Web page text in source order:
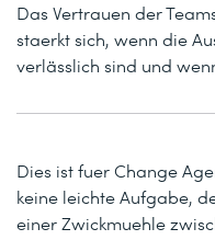
Das Vertrauen der
staerkt sich, wenn die
verlässlich sind und
Dies ist fuer Change
keine leichte Aufgabe,
einer Zwickmuehle